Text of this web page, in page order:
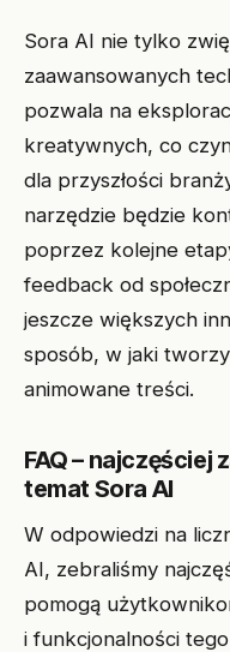
Sora AI nie tylko
zaawansowanych
pozwala na
kreatywnych, co
dla przyszłości
narzędzie będzie
poprzez kolejne
feedback od
jeszcze większych
sposób, w jaki
animowane treści.
FAQ – najczęściej
temat Sora AI
W odpowiedzi na
AI, zebraliśmy
pomogą
i funkcjonalności